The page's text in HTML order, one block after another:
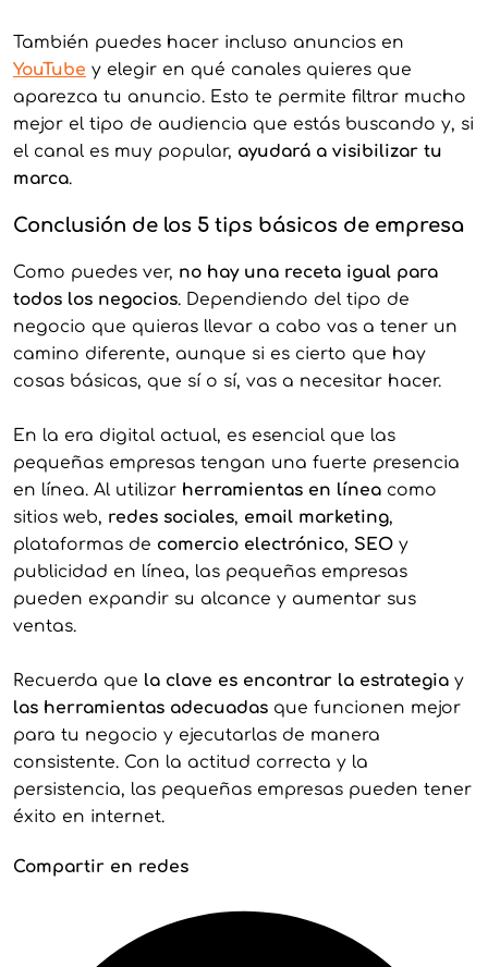
También puedes hacer incluso anuncios en
YouTube y elegir en qué canales quieres que
aparezca tu anuncio. Esto te permite filtrar mucho
mejor el tipo de audiencia que estás buscando y, si
el canal es muy popular, ayudará a visibilizar tu
marca.
Conclusión de los 5 tips básicos de empresa
Como puedes ver, no hay una receta igual para
todos los negocios. Dependiendo del tipo de
negocio que quieras llevar a cabo vas a tener un
camino diferente, aunque si es cierto que hay
cosas básicas, que sí o sí, vas a necesitar hacer.
En la era digital actual, es esencial que las
pequeñas empresas tengan una fuerte presencia
en línea. Al utilizar herramientas en líneacomo
sitios web, redes sociales, email marketing,
plataformas de comercio electrónico, SEOy
publicidad en línea, las pequeñas empresas
pueden expandir su alcance y aumentar sus
ventas.
Recuerda que la clave es encontrar la estrategiay
las herramientas adecuadasque funcionen mejor
para tu negocio y ejecutarlas de manera
consistente. Con la actitud correcta y la
persistencia, las pequeñas empresas pueden tener
éxito en internet.
Compartir en redes